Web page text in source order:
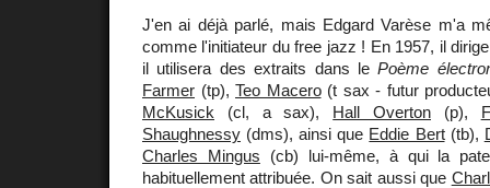
J'en ai déjà parlé, mais Edgard Varèse m'a
comme l'initiateur du free jazz ! En 1957, il
il utilisera des extraits dans lePoème
Farmer (tp), Teo Macero(t sax - futur
McKusick (cl, a sax), Hall Overton (p),
Shaughnessy (dms), ainsi que Eddie Bert(tb),
Charles Mingus (cb) lui-même, à qui la
habituellement attribuée. On sait aussi que